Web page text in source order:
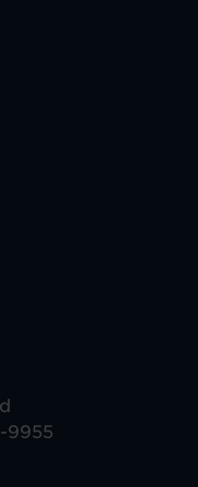
9955